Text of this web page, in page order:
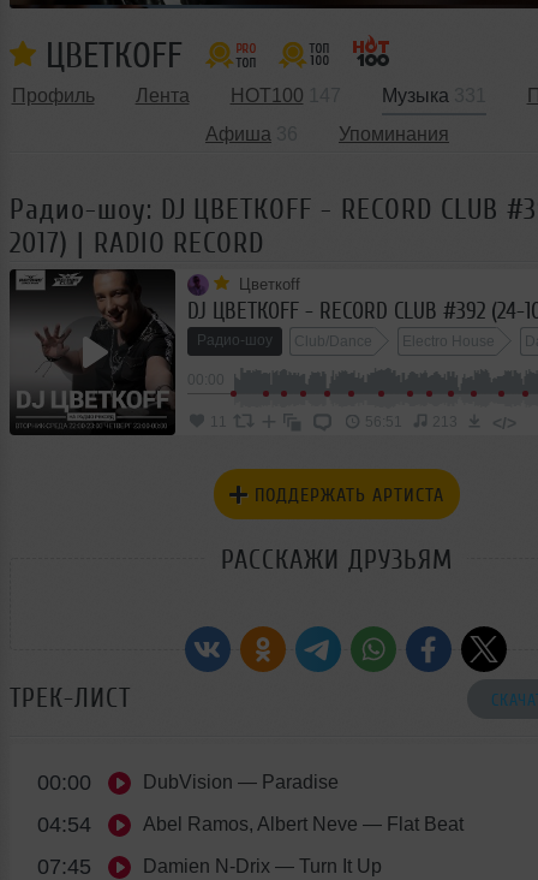
ЦВЕТКОFF
Профиль Лента HOT100 Музыка
Афиша
Упоминания
Радио-шоу: DJ ЦВЕТКОFF - RECORD CLUB
2017) | RADIO RECORD
Цветкоff
Радио-шоу Club/Dance Electro House
56:51 213 </>
ПОДДЕРЖАТЬ АРТИСТА
РАССКАЖИ ДРУЗЬЯМ
ТРЕК-ЛИСТ
00:00 DubVision — Paradise
04:54 Abel Ramos, Albert Neve — Flat Beat
07:45 Damien N-Drix — Turn It Up